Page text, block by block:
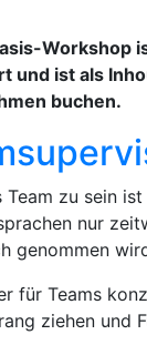
Workshop
und ist als
buchen.
Team zu sein
nur
genommen
für Teams
ziehen und